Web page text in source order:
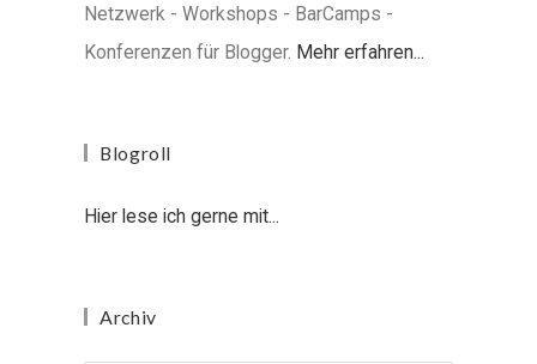
Netzwerk - Workshops - BarCamps -
Konferenzen für Blogger. Mehr erfahren...
Blogroll
Hier lese ich gerne mit...
Archiv